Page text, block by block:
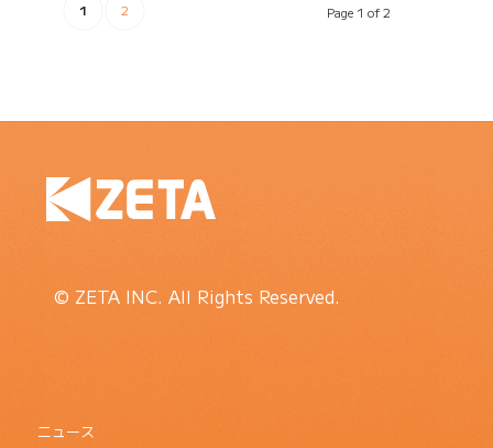
Page 1 of 2
1 2
© ZETA INC. All Rights Reserved.
ニュース